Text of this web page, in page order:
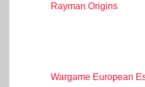
Rayman Origins
Wargame European